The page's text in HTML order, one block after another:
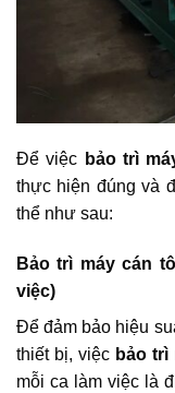
Để việc bảo trì
thực hiện đúng và
thể như sau:
Bảo trì máy cán
việc)
Để đảm bảo hiệu
thiết bị, việc bảo trì
mỗi ca làm việc là